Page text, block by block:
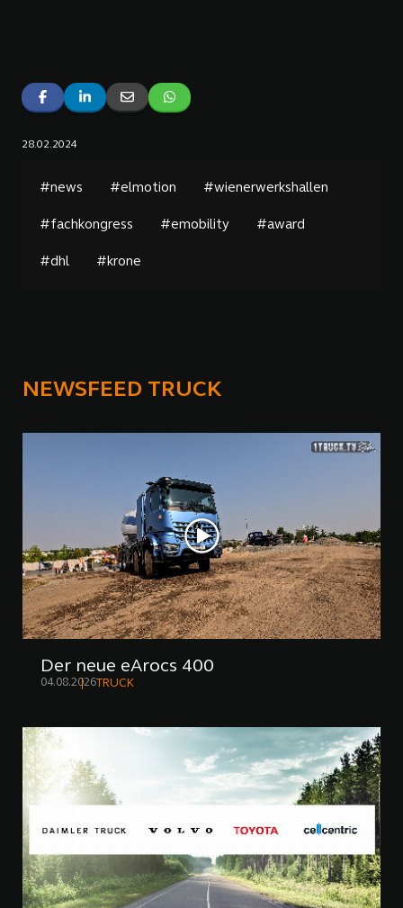
28.02.2024
#news #elmotion #wienerwerkshallen
#fachkongress #emobility #award
#dhl #krone
NEWSFEED TRUCK
Der neue eArocs 400
04.08.2026 TRUCK